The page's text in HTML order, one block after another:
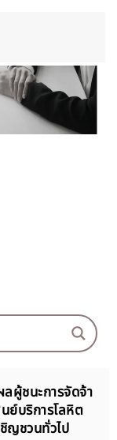
ผู้ชนะการจัดจ้า
ย์บริการโลหิต
ญชวนทั่วไป